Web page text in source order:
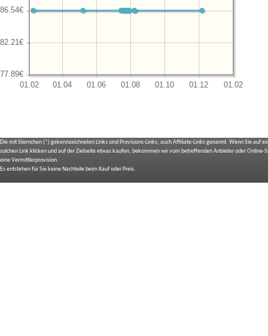
Die mit Sternchen (*) gekennzeichneten Links sind Provisions-Links, auch Affiliate-Links genannt. Wenn Sie auf
solchen Link klicken und auf der Zielseite etwas kaufen, bekommen wir vom betreffenden Anbieter oder Online-
eine Vermittlerprovision.
Es entstehen für Sie keine Nachteile beim Kauf oder Preis.